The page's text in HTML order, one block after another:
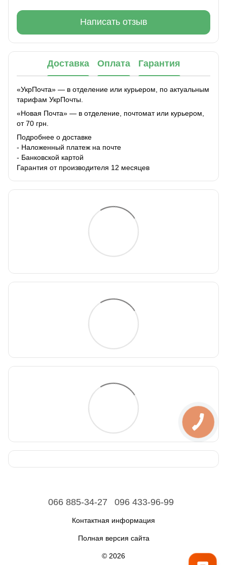
Написать отзыв
Доставка Оплата Гарантия
«УкрПочта» — в отделение или курьером, по актуальным
тарифам УкрПочты.
«Новая Почта» — в отделение, почтомат или курьером,
от 70 грн.
Подробнее о доставке
- Наложенный платеж на почте
- Банковской картой
Гарантия от производителя 12 месяцев
066 885-34-27 096 433-96-99
Контактная информация
Полная версия сайта
© 2026